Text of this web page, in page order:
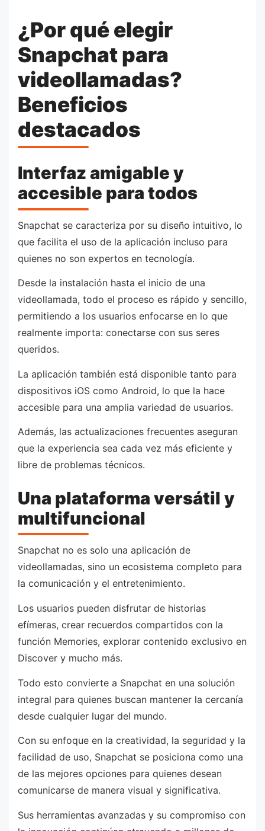
¿Por qué elegir
Snapchat para
videollamadas?
Beneficios
destacados
Interfaz amigable y
accesible para todos
Snapchat se caracteriza por su diseño intuitivo, lo
que facilita el uso de la aplicación incluso para
quienes no son expertos en tecnología.
Desde la instalación hasta el inicio de una
videollamada, todo el proceso es rápido y sencillo,
permitiendo a los usuarios enfocarse en lo que
realmente importa: conectarse con sus seres
queridos.
La aplicación también está disponible tanto para
dispositivos iOS como Android, lo que la hace
accesible para una amplia variedad de usuarios.
Además, las actualizaciones frecuentes aseguran
que la experiencia sea cada vez más eficiente y
libre de problemas técnicos.
Una plataforma versátil y
multifuncional
Snapchat no es solo una aplicación de
videollamadas, sino un ecosistema completo para
la comunicación y el entretenimiento.
Los usuarios pueden disfrutar de historias
efímeras, crear recuerdos compartidos con la
función Memories, explorar contenido exclusivo en
Discover y mucho más.
Todo esto convierte a Snapchat en una solución
integral para quienes buscan mantener la cercanía
desde cualquier lugar del mundo.
Con su enfoque en la creatividad, la seguridad y la
facilidad de uso, Snapchat se posiciona como una
de las mejores opciones para quienes desean
comunicarse de manera visual y significativa.
Sus herramientas avanzadas y su compromiso con